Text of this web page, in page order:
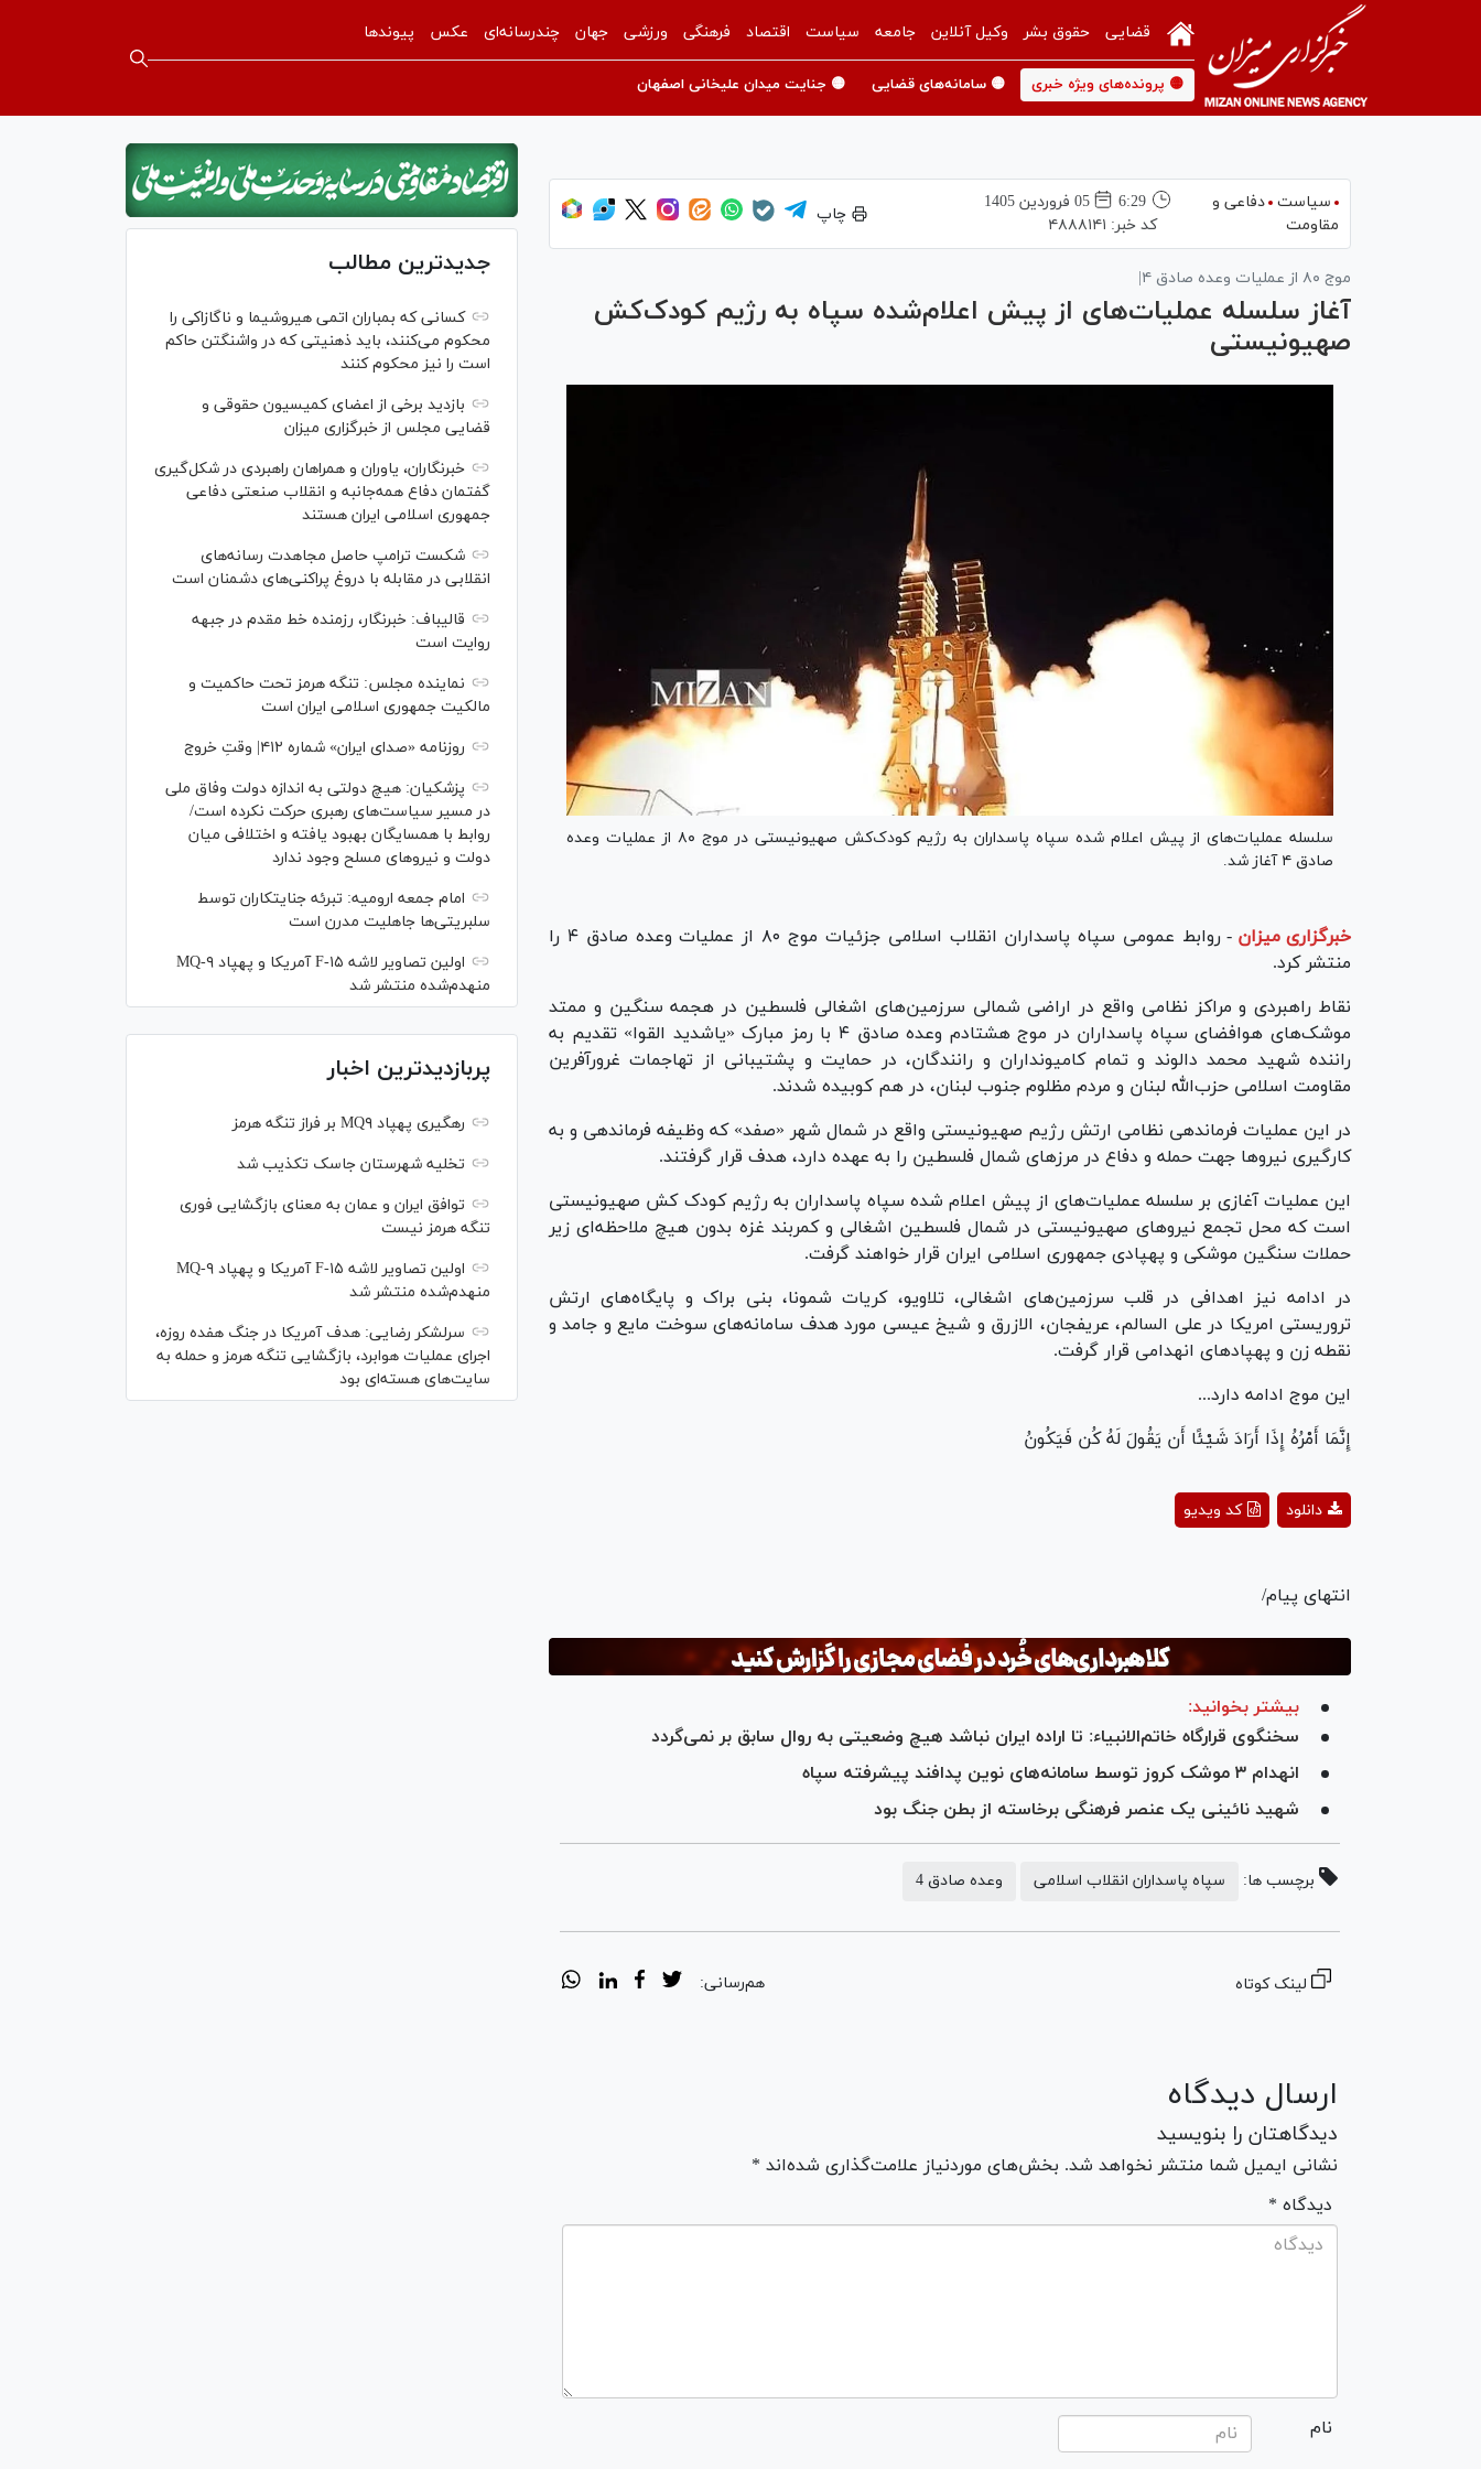
قضایی حقوق بشر وکیل آنلاین جامعه سیاست اقتصاد فرهنگی ورزشی جهان چندرسانه‌ای عکس پیوندها
🟡 پرونده‌های ویژه خبری 🟡 سامانه‌های قضایی 🟡 جنایت میدان علیخانی اصفهان
سیاست دفاعی و
مقاومت
6:29
05 فروردين 1405
کد خبر: ۴۸۸۸۱۴۱
چاپ
موج ۸۰ از عملیات وعده صادق ۴|
آغاز سلسله عملیات‌های از پیش اعلام‌شده سپاه به رژیم کودک‌کش
صهیونیستی
سلسله عملیات‌های از پیش اعلام شده سپاه پاسداران به رژیم کودک‌کش صهیونیستی در موج ۸۰ از عملیات وعده
صادق ۴ آغاز شد.
خبرگزاری میزان -
روابط عمومی سپاه پاسداران انقلاب اسلامی جزئیات موج ۸۰ از عملیات وعده صادق ۴ را
منتشر کرد.
نقاط راهبردی و مراکز نظامی واقع در اراضی شمالی سرزمین‌های اشغالی فلسطین در هجمه سنگین و ممتد
موشک‌های هوافضای سپاه پاسداران در موج هشتادم وعده صادق ۴ با رمز مبارک «یاشدید القوا» تقدیم به
راننده شهید محمد دالوند و تمام کامیونداران و رانندگان، در حمایت و پشتیبانی از تهاجمات غرورآفرین
مقاومت اسلامی حزب‌الله لبنان و مردم مظلوم جنوب لبنان، در هم کوبیده شدند.
در این عملیات فرماندهی نظامی ارتش رژیم صهیونیستی واقع در شمال شهر «صفد» که وظیفه فرماندهی و به
کارگیری نیرو‌ها جهت حمله و دفاع در مرز‌های شمال فلسطین را به عهده دارد، هدف قرار گرفتند.
این عملیات آغازی بر سلسله عملیات‌های از پیش اعلام شده سپاه پاسداران به رژیم کودک کش صهیونیستی
است که محل تجمع نیرو‌های صهیونیستی در شمال فلسطین اشغالی و کمربند غزه بدون هیچ ملاحظه‌ای زیر
حملات سنگین موشکی و پهپادی جمهوری اسلامی ایران قرار خواهند گرفت.
در ادامه نیز اهدافی در قلب سرزمین‌های اشغالی، تلاویو، کریات شمونا، بنی براک و پایگاه‌های ارتش
تروریستی امریکا در علی السالم، عریفجان، الازرق و شیخ عیسی مورد هدف سامانه‌های سوخت مایع و جامد و
نقطه زن و پهپاد‌های انهدامی قرار گرفت.
این موج ادامه دارد...
إِنَّمَا أَمْرُهُ إِذَا أَرَادَ شَیْئًا أَن یَقُولَ لَهُ کُن فَیَکُونُ
کد ویدیو دانلود
انتهای پیام/
بیشتر بخوانید:
سخنگوی قرارگاه خاتم‌الانبیاء: تا اراده ایران نباشد هیچ وضعیتی به روال سابق بر نمی‌گردد
انهدام ۳ موشک کروز توسط سامانه‌های نوین پدافند پیشرفته سپاه
شهید نائینی یک عنصر فرهنگی برخاسته از بطن جنگ بود
برچسب ها: سپاه پاسداران انقلاب اسلامی وعده صادق 4
لینک کوتاه هم‌رسانی:
ارسال دیدگاه
دیدگاهتان را بنویسید
نشانی ایمیل شما منتشر نخواهد شد. بخش‌های موردنیاز علامت‌گذاری شده‌اند *
* دیدگاه
نام
جدیدترین مطالب
کسانی که بمباران اتمی هیروشیما و ناگازاکی را
محکوم می‌کنند، باید ذهنیتی که در واشنگتن حاکم
است را نیز محکوم کنند
بازدید برخی از اعضای کمیسیون حقوقی و
قضایی مجلس از خبرگزاری میزان
خبرنگاران، یاوران و همراهان راهبردی در شکل‌گیری
گفتمان دفاع همه‌جانبه و انقلاب صنعتی دفاعی
جمهوری اسلامی ایران هستند
شکست ترامپ حاصل مجاهدت رسانه‌های
انقلابی در مقابله با دروغ پراکنی‌های دشمنان است
قالیباف: خبرنگار، رزمنده خط مقدم در جبهه
روایت است
نماینده مجلس: تنگه هرمز تحت حاکمیت و
مالکیت جمهوری اسلامی ایران است
روزنامه «صدای ایران» شماره ۴۱۲| وقتِ خروج
پزشکیان: هیچ دولتی به اندازه دولت وفاق ملی
در مسیر سیاست‌های رهبری حرکت نکرده است/
روابط با همسایگان بهبود یافته و اختلافی میان
دولت و نیروهای مسلح وجود ندارد
امام جمعه ارومیه: تبرئه جنایتکاران توسط
سلبریتی‌ها جاهلیت مدرن است
اولین تصاویر لاشه F-۱۵ آمریکا و پهپاد MQ-۹
منهدم‌شده منتشر شد
پربازدیدترین اخبار
رهگیری پهپاد MQ۹ بر فراز تنگه هرمز
تخلیه شهرستان جاسک تکذیب شد
توافق ایران و عمان به معنای بازگشایی فوری
تنگه هرمز نیست
اولین تصاویر لاشه F-۱۵ آمریکا و پهپاد MQ-۹
منهدم‌شده منتشر شد
سرلشکر رضایی: هدف آمریکا در جنگ هفده روزه،
اجرای عملیات هوابرد، بازگشایی تنگه هرمز و حمله به
سایت‌های هسته‌ای بود